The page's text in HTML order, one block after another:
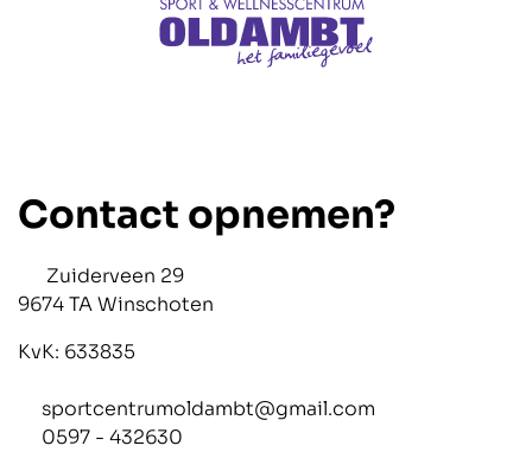
Contact opnemen?
Zuiderveen 29
9674 TA Winschoten
KvK: 633835
sportcentrumoldambt@gmail.com
0597 - 432630